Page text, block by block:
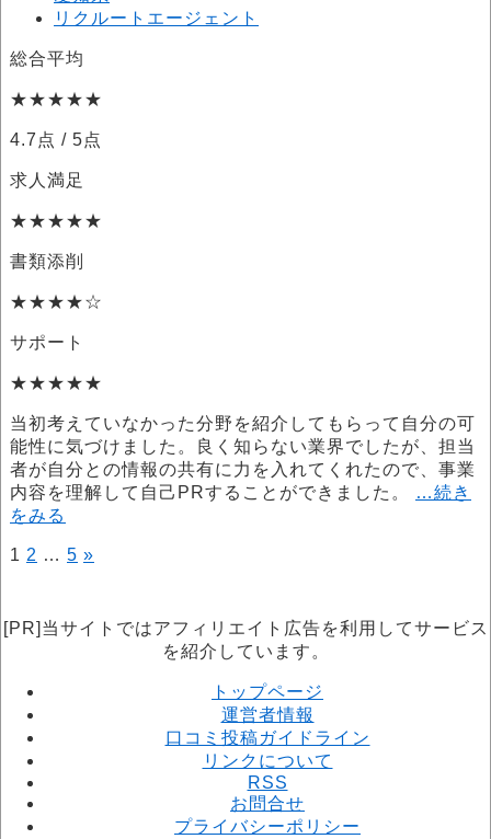
リクルートエージェント
総合平均
★★★★★
4.7点 / 5点
求人満足
★★★★★
書類添削
★★★★☆
サポート
★★★★★
当初考えていなかった分野を紹介してもらって自分の可
能性に気づけました。良く知らない業界でしたが、担当
者が自分との情報の共有に力を入れてくれたので、事業
内容を理解して自己PRすることができました。
…続き
をみる
投
の
ー
ジ
送
り
1 2 … 5 »
[PR]当サイトではアフィリエイト広告を利用してサービス
を紹介しています。
トップページ
運営者情報
口コミ投稿ガイドライン
リンクについて
RSS
お問合せ
プライバシーポリシー